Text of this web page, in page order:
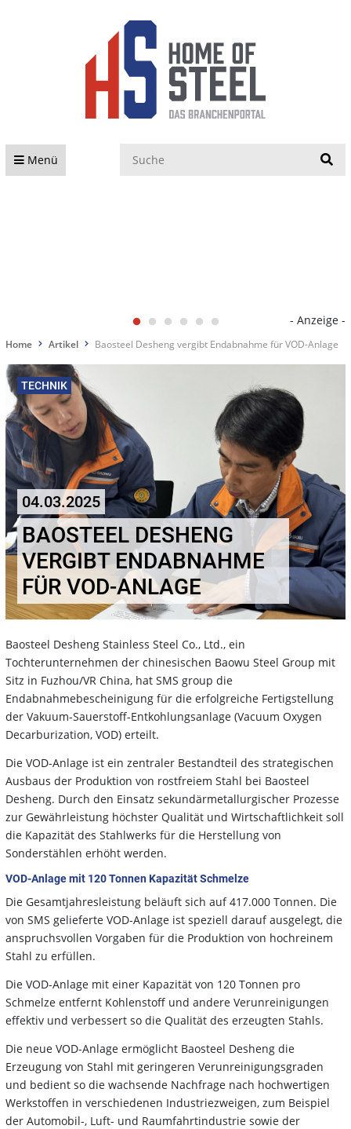
Menü
- Anzeige -
Home Artikel Baosteel Desheng vergibt Endabnahme für VOD-Anlage
TECHNIK
04.03.2025
BAOSTEEL DESHENG
VERGIBT ENDABNAHME
FÜR VOD-ANLAGE
Baosteel Desheng Stainless Steel Co., Ltd., ein
Tochterunternehmen der chinesischen Baowu Steel Group mit
Sitz in Fuzhou/VR China, hat SMS group die
Endabnahmebescheinigung für die erfolgreiche Fertigstellung
der Vakuum-Sauerstoff-Entkohlungsanlage (Vacuum Oxygen
Decarburization, VOD) erteilt.
Die VOD-Anlage ist ein zentraler Bestandteil des strategischen
Ausbaus der Produktion von rostfreiem Stahl bei Baosteel
Desheng. Durch den Einsatz sekundärmetallurgischer Prozesse
zur Gewährleistung höchster Qualität und Wirtschaftlichkeit soll
die Kapazität des Stahlwerks für die Herstellung von
Sonderstählen erhöht werden.
VOD-Anlage mit 120 Tonnen Kapazität Schmelze
Die Gesamtjahresleistung beläuft sich auf 417.000 Tonnen. Die
von SMS gelieferte VOD-Anlage ist speziell darauf ausgelegt, die
anspruchsvollen Vorgaben für die Produktion von hochreinem
Stahl zu erfüllen.
Die VOD-Anlage mit einer Kapazität von 120 Tonnen pro
Schmelze entfernt Kohlenstoff und andere Verunreinigungen
effektiv und verbessert so die Qualität des erzeugten Stahls.
Die neue VOD-Anlage ermöglicht Baosteel Desheng die
Erzeugung von Stahl mit geringeren Verunreinigungsgraden
und bedient so die wachsende Nachfrage nach hochwertigen
Werkstoffen in verschiedenen Industriezweigen, zum Beispiel
der Automobil-, Luft- und Raumfahrtindustrie sowie der